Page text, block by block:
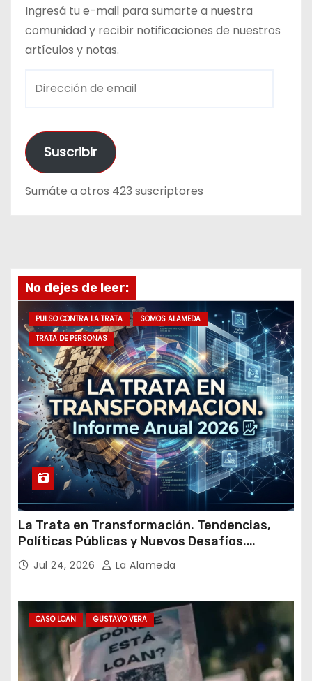
Ingresá tu e-mail para sumarte a nuestra
comunidad y recibir notificaciones de nuestros
artículos y notas.
e
c
i
e
e
m
a
i
Suscribir
Sumáte a otros 423 suscriptores
No dejes de leer:
PULSO CONTRA LA TRATA
SOMOS ALAMEDA
TRATA DE PERSONAS
La Trata en Transformación. Tendencias,
Políticas Públicas y Nuevos Desafíos.
Argentina y el Mundo – Julio 2026
Jul 24, 2026 La Alameda
CASO LOAN GUSTAVO VERA